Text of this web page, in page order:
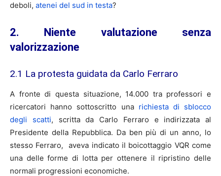
deboli, atenei del sud in testa?
2. Niente valutazione senza
valorizzazione
2.1 La protesta guidata da Carlo Ferraro
A fronte di questa situazione, 14.000 tra professori e
ricercatori hanno sottoscritto una richiesta di sblocco
degli scatti, scritta da Carlo Ferraro e indirizzata al
Presidente della Repubblica. Da ben più di un anno, lo
stesso Ferraro, aveva indicato il boicottaggio VQR come
una delle forme di lotta per ottenere il ripristino delle
normali progressioni economiche.